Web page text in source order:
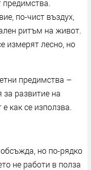
предимства.
по-чист въздух,
ритъм на живот.
измерят лесно, но
предимства –
за развитие на
как се използва.
но по-рядко
не работи в полза